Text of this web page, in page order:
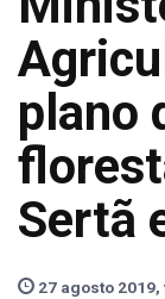
plano
Sertã
27 agosto